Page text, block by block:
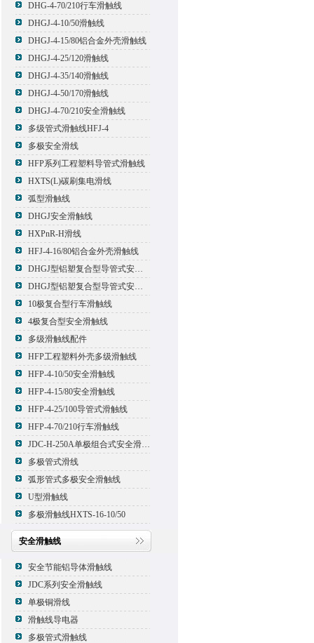
DHG-4-70/210行车滑触线
DHGJ-4-10/50滑触线
DHGJ-4-15/80铝合金外壳滑触线
DHGJ-4-25/120滑触线
DHGJ-4-35/140滑触线
DHGJ-4-50/170滑触线
DHGJ-4-70/210安全滑触线
多级管式滑触线HFJ-4
多极安全滑线
HFP系列工程塑料导管式滑触线
HXTS(L)碳刷集电滑线
弧型滑触线
DHGJ安全滑触线
HXPnR-H滑线
HFJ-4-16/80铝合金外壳滑触线
DHGJ型铝塑复合型导管式安全滑触线
DHGJ型铝塑复合型导管式安全滑触线
10极复合型行车滑触线
4极复合型安全滑触线
多级滑触线配件
HFP工程塑料外壳多级滑触线
HFP-4-10/50安全滑触线
HFP-4-15/80安全滑触线
HFP-4-25/100导管式滑触线
HFP-4-70/210行车滑触线
JDC-H-250A单极组合式安全滑触线
多极管式滑线
弧形管式多极安全滑触线
U型滑触线
多极滑触线HXTS-16-10/50
安全滑触线
安全节能铝导体滑触线
JDC系列安全滑触线
单极铜滑线
滑触线导电器
多极管式滑触线